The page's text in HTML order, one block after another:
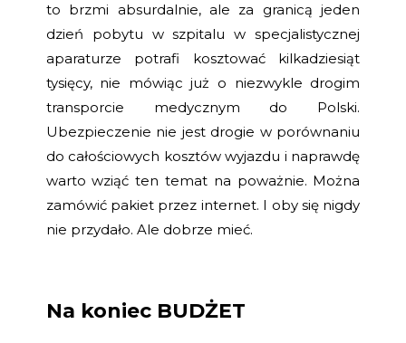
to brzmi absurdalnie, ale za granicą jeden
dzień pobytu w szpitalu w specjalistycznej
aparaturze potrafi kosztować kilkadziesiąt
tysięcy, nie mówiąc już o niezwykle drogim
transporcie medycznym do Polski.
Ubezpieczenie nie jest drogie w porównaniu
do całościowych kosztów wyjazdu i naprawdę
warto wziąć ten temat na poważnie. Można
zamówić pakiet przez internet. I oby się nigdy
nie przydało. Ale dobrze mieć.
Na koniec BUDŻET